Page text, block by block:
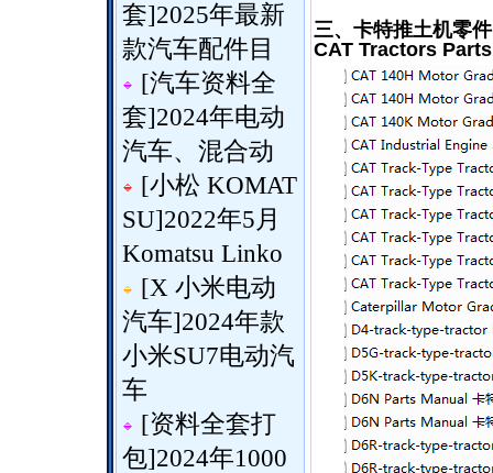
套]2025年最新
款汽车配件目
[汽车资料全
套]2024年电动
汽车、混合动
[小松 KOMAT
SU]2022年5月
Komatsu Linko
[X 小米电动
汽车]2024年款
小米SU7电动汽
车
[资料全套打
包]2024年1000
三、卡特推土机零
CAT Tractors